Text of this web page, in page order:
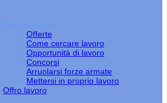
Cerco Lavoro
Offerte
Come cercare lavoro
Opportunità di lavoro
Concorsi
Arruolarsi forze armate
Mettersi in proprio lavoro
Offro lavoro